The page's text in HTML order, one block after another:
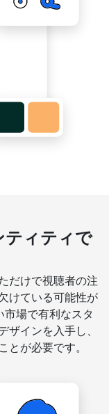
ティティで
だけで視聴者の注
けている可能性が
市場で有利なスタ
ザインを入手し、
とが必要です。